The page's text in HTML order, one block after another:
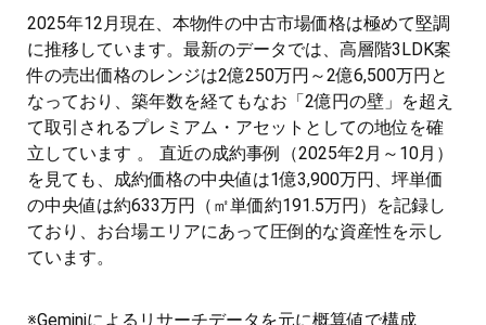
2025年12月現在、本物件の中古市場価格は極めて堅調
に推移しています。最新のデータでは、高層階3LDK案
件の売出価格のレンジは2億250万円～2億6,500万円と
なっており、築年数を経てもなお「2億円の壁」を超え
て取引されるプレミアム・アセットとしての地位を確
立しています 。 直近の成約事例（2025年2月～10月）
を見ても、成約価格の中央値は1億3,900万円、坪単価
の中央値は約633万円（㎡単価約191.5万円）を記録し
ており、お台場エリアにあって圧倒的な資産性を示し
ています。
※Geminiによるリサーチデータを元に概算値で構成